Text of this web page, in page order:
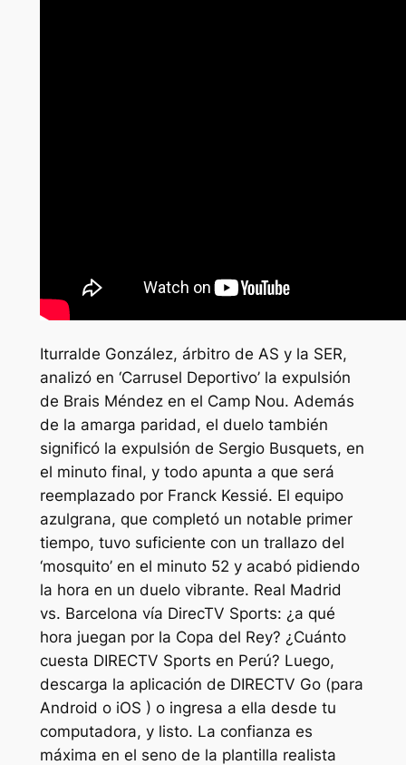
Iturralde González, árbitro de AS y la SER,
analizó en ‘Carrusel Deportivo’ la expulsión
de Brais Méndez en el Camp Nou. Además
de la amarga paridad, el duelo también
significó la expulsión de Sergio Busquets, en
el minuto final, y todo apunta a que será
reemplazado por Franck Kessié. El equipo
azulgrana, que completó un notable primer
tiempo, tuvo suficiente con un trallazo del
‘mosquito’ en el minuto 52 y acabó pidiendo
la hora en un duelo vibrante. Real Madrid
vs. Barcelona vía DirecTV Sports: ¿a qué
hora juegan por la Copa del Rey? ¿Cuánto
cuesta DIRECTV Sports en Perú? Luego,
descarga la aplicación de DIRECTV Go (para
Android o iOS ) o ingresa a ella desde tu
computadora, y listo. La confianza es
máxima en el seno de la plantilla realista